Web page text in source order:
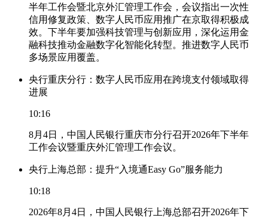
半年工作会暨北京外汇管理工作会，会议指出一次性
信用修复政策、数字人民币应用推广在京取得积极成
效。下半年要加强科技管理与创新应用，深化运用金
融科技推动金融数字化智能化转型。推进数字人民币
多场景应用覆盖。
央行重庆分行：数字人民币应用在跨境支付领域取得
进展
10:16
8月4日，中国人民银行重庆市分行召开2026年下半年
工作会议暨重庆外汇管理工作会议。
央行上海总部：提升“入境通Easy Go”服务能力
10:18
2026年8月4日，中国人民银行上海总部召开2026年下